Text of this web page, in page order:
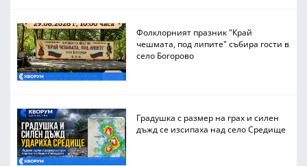
Фолклорният празник "Край
чешмата, под липите" събира гости в
село Богорово
Градушка с размер на грах и силен
дъжд се изсипаха над село Средище